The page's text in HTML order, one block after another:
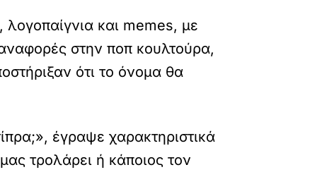
και memes, με
στην ποπ κουλτούρα,
ότι το όνομα θα
έγραψε χαρακτηριστικά
τρολάρει ή κάποιος τον